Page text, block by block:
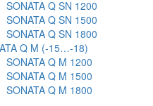
SONATA Q SN 1200
SONATA Q SN 1500
SONATA Q SN 1800
Q M (-15…-18)
SONATA Q M 1200
SONATA Q M 1500
SONATA Q M 1800